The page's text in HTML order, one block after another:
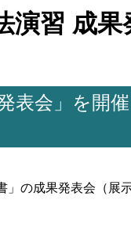
習 成
表会」を開
の成果発表会（展